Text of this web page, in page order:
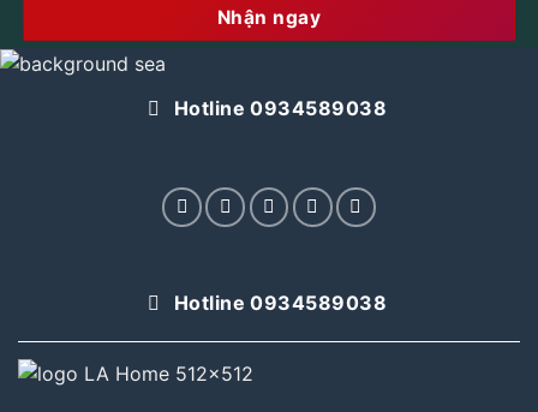
Alternative:
Hotline 0934589038
Hotline 0934589038